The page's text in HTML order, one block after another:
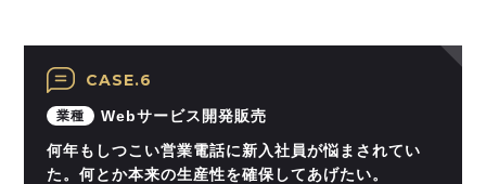
CASE.6
業種
Webサービス開発販売
何年もしつこい営業電話に新入社員が悩まされてい
た。何とか本来の生産性を確保してあげたい。